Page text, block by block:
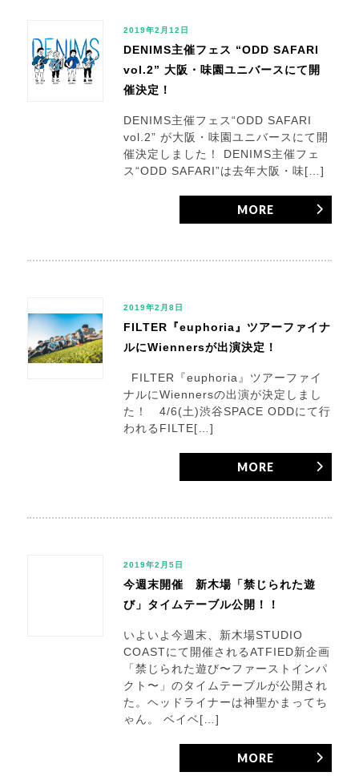
2019年2月12日
DENIMS主催フェス “ODD SAFARI
vol.2” 大阪・味園ユニバースにて開
催決定！
DENIMS主催フェス“ODD SAFARI
vol.2” が大阪・味園ユニバースにて開
催決定しました！ DENIMS主催フェ
ス“ODD SAFARI”は去年大阪・味[…]
MORE
2019年2月8日
FILTER『euphoria』ツアーファイナ
ルにWiennersが出演決定！
FILTER『euphoria』ツアーファイ
ナルにWiennersの出演が決定しまし
た！ 4/6(土)渋谷SPACE ODDにて行
われるFILTE[…]
MORE
2019年2月5日
今週末開催 新木場「禁じられた遊
び」タイムテーブル公開！！
いよいよ今週末、新木場STUDIO
COASTにて開催されるATFIED新企画
「禁じられた遊び〜ファーストインパ
クト〜」のタイムテーブルが公開され
た。ヘッドライナーは神聖かまってち
ゃん。 ベイベ[…]
MORE